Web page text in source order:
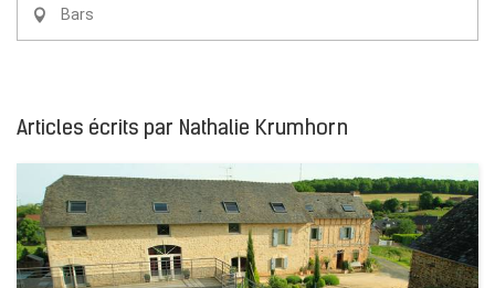
Bars
Articles écrits par Nathalie Krumhorn